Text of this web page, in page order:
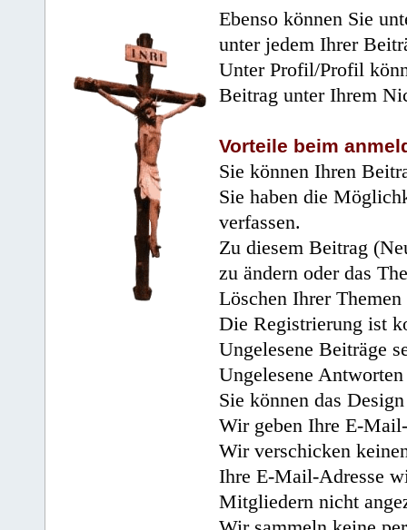
Ebenso können Sie
unter jedem Ihrer
Unter Profil/Profil
Beitrag unter Ihrem
Vorteile beim
Sie können Ihren
Sie haben die
verfassen.
Zu diesem Beitrag
zu ändern oder das
Löschen Ihrer
Die Registrierung ist
Ungelesene Beiträge
Ungelesene
Sie können das
Wir geben Ihre E-
Wir verschicken
Ihre E-Mail-Adresse
Mitgliedern nicht